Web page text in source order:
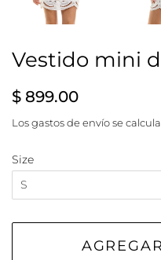
Vestido mini
Precio
$ 899.00
venta
Losgastos de envíose
Size